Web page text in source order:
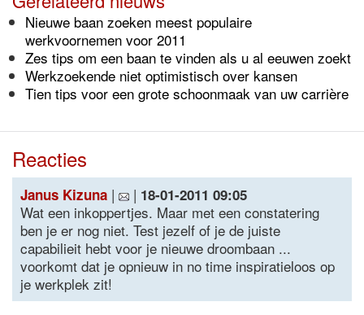
Nieuwe baan zoeken meest populaire
werkvoornemen voor 2011
Zes tips om een baan te vinden als u al eeuwen zoekt
Werkzoekende niet optimistisch over kansen
Tien tips voor een grote schoonmaak van uw carrière
Reacties
Janus Kizuna | | 18-01-2011 09:05
Wat een inkoppertjes. Maar met een constatering
ben je er nog niet. Test jezelf of je de juiste
capabilieit hebt voor je nieuwe droombaan ...
voorkomt dat je opnieuw in no time inspiratieloos op
je werkplek zit!